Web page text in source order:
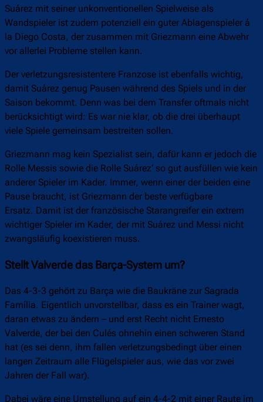
Suárez mit seiner unkonventionellen Spielweise als
Wandspieler ist zudem potenziell ein guter Ablagenspieler á
la Diego Costa, der zusammen mit Griezmann eine Abwehr
vor allerlei Probleme stellen kann.
Der verletzungsresistentere Franzose ist ebenfalls wichtig,
damit Suárez genug Pausen während des Spiels und in der
Saison bekommt. Denn was bei dem Transfer oftmals nicht
berücksichtigt wird: Es war nie klar, ob die drei überhaupt
viele Spiele gemeinsam bestreiten sollen.
Griezmann mag kein Spezialist sein, dafür kann er jedoch die
Rolle Messis sowie die Rolle Suárez‘ so gut ausfüllen wie kein
anderer Spieler im Kader. Immer, wenn einer der beiden eine
Pause braucht, ist Griezmann der beste verfügbare
Ersatz. Damit ist der französische Starangreifer ein extrem
wichtiger Spieler im Kader, der mit Suárez und Messi nicht
zwangsläufig koexistieren muss.
Stellt Valverde das Barça-System um?
Das 4-3-3 gehört zu Barça wie die Baukräne zur Sagrada
Família. Eigentlich unvorstellbar, dass es ein Trainer wagt,
daran etwas zu ändern – und erst Recht nicht Ernesto
Valverde, der bei den Culés ohnehin einen schweren Stand
hat (es sei denn, ihm fallen verletzungsbedingt über einen
langen Zeitraum alle Flügelspieler aus, wie das vor zwei
Jahren der Fall war).
Dabei wäre eine Umstellung auf ein 4-4-2 mit einer Raute im